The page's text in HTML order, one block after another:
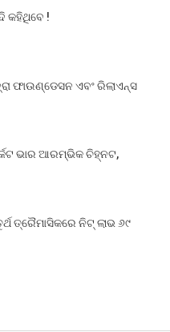
କହିଥିବେ !
ଫାଉଣ୍ଡେସନ ଏବଂ ରିଲାଏନ୍ସ
ଭାର ଆରମ୍ଭିକ ଚିହ୍ନଟ,
ତ୍ରୈମାସିକରେ ନିଟ୍ ଲାଭ ୬୯